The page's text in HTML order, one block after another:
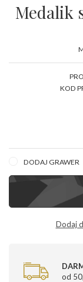
Medalik
KOD
DODAJ GRAWER
Dodaj
od